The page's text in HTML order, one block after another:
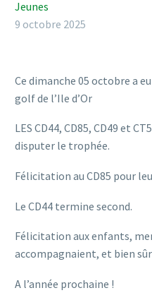
Jeunes
9 octobre 2025
Ce dimanche 05 octobre a
golf de l’Ile d’Or
LES CD44, CD85, CD49 et
disputer le trophée.
Félicitation au CD85 pour
Le CD44 termine second.
Félicitation aux enfants,
accompagnaient, et bien
A l’année prochaine !